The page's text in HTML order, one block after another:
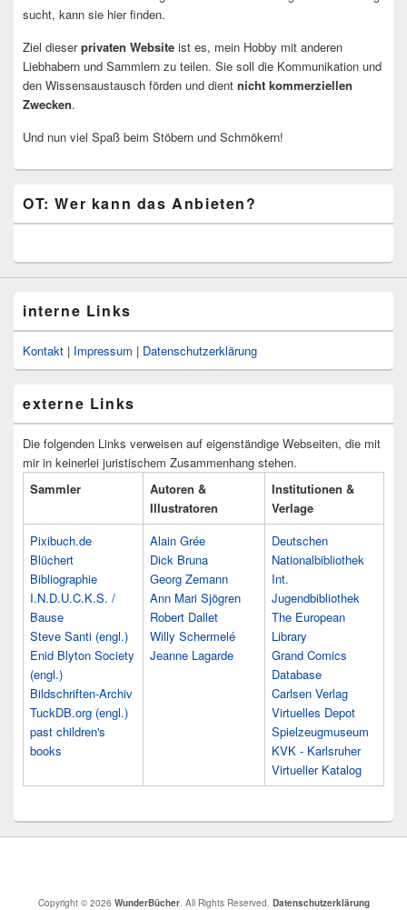
sucht, kann sie hier finden.
Ziel dieserprivaten Website ist es, mein Hobby mit anderen
Liebhabern und Sammlern zu teilen. Sie soll die Kommunikation und
den Wissensaustausch förden und dient nicht kommerziellen
Zwecken.
Und nun viel Spaß beim Stöbern und Schmökern!
OT: Wer kann das Anbieten?
interne Links
Kontakt | Impressum | Datenschutzerklärung
externe Links
Die folgenden Links verweisen auf eigenständige Webseiten, die mit
mir in keinerlei juristischem Zusammenhang stehen.
Sammler
Autoren &
Illustratoren
Institutionen &
Verlage
Pixibuch.de
Blüchert
Bibliographie
I.N.D.U.C.K.S. /
Bause
Steve Santi (engl.)
Enid Blyton Society
(engl.)
Bildschriften-Archiv
TuckDB.org (engl.)
past children's
books
Alain Grée
Dick Bruna
Georg Zemann
Ann Mari Sjögren
Robert Dallet
Willy Schermelé
Jeanne Lagarde
Deutschen
Nationalbibliothek
Int.
Jugendbibliothek
The European
Library
Grand Comics
Database
Carlsen Verlag
Virtuelles Depot
Spielzeugmuseum
KVK - Karlsruher
Virtueller Katalog
Copyright © 2026 WunderBücher. All Rights Reserved. Datenschutzerklärung